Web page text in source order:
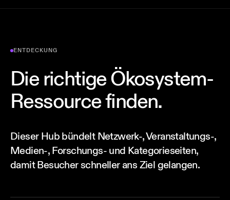
ENTDECKUNG
Die richtige Ökosystem-
Ressource finden.
Dieser Hub bündelt Netzwerk-, Veranstaltungs-,
Medien-, Forschungs- und Kategorieseiten,
damit Besucher schneller ans Ziel gelangen.